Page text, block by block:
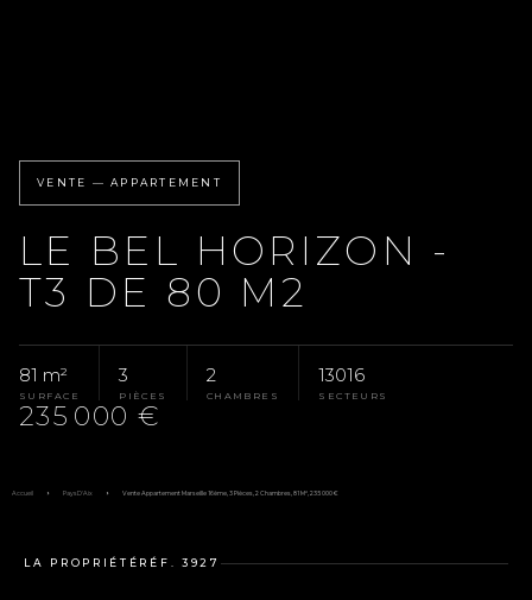
VENTE — APPARTEMENT
LE BEL HORIZON -
T3 DE 80 M2
81 m²
SURFACE
3
PIÈCES
2
CHAMBRES
13016
SECTEURS
235 000 €
Accueil Pays D'Aix Vente Appartement Marseille 16ème, 3 Pièces, 2 Chambres, 81 M², 235 000 €
LA PROPRIÉTÉ RÉF. 3927